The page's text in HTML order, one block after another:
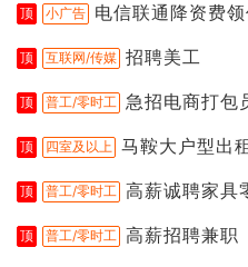
顶 小广告 电信联通降资费
顶 互联网/传媒 招聘美工
顶 普工/零时工 急招电商打包
顶 四室及以上 马鞍大户型出
顶 普工/零时工 高薪诚聘家具
顶 普工/零时工 高薪招聘兼职